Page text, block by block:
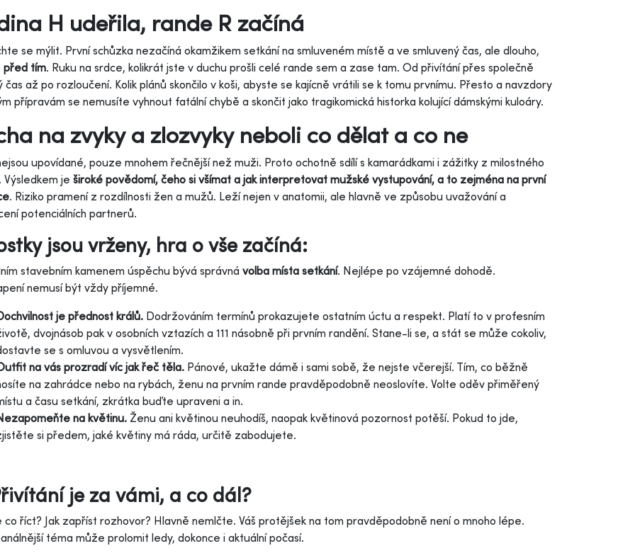
H udeřila, rande R začíná
se mýlit. První schůzka nezačíná okamžikem setkání na smluveném místě a ve smluvený čas, ale dlouho,
před tím. Ruku na srdce, kolikrát jste v duchu prošli celé rande sem a zase tam. Od přivítání přes společně
čas až po rozloučení. Kolik plánů skončilo v koši, abyste se kajícně vrátili se k tomu prvnímu. Přesto a navzdory
přípravám se nemusíte vyhnout fatální chybě a skončit jako tragikomická historka kolující dámskými kuloáry.
na zvyky a zlozvyky neboli co dělat a co ne
upovídané, pouze mnohem řečnější než muži. Proto ochotně sdílí s kamarádkami i zážitky z milostného
je široké povědomí, čeho si všímat a jak interpretovat mužské vystupování, a to zejména na první
. Riziko pramení z rozdílnosti žen a mužů. Leží nejen v anatomii, ale hlavně ve způsobu uvažování a
potenciálních partnerů.
jsou vrženy, hra o vše začíná:
stavebním kamenem úspěchu bývá správná volba místa setkání. Nejlépe po vzájemné dohodě.
nemusí být vždy příjemné.
je přednost králů. Dodržováním termínů prokazujete ostatním úctu a respekt. Platí to v profesním
dvojnásob pak v osobních vztazích a 111 násobně při prvním randění. Stane-li se, a stát se může cokoliv,
se s omluvou a vysvětlením.
na vás prozradí víc jak řeč těla. Pánové, ukažte dámě i sami sobě, že nejste včerejší. Tím, co běžně
na zahrádce nebo na rybách, ženu na prvním rande pravděpodobně neoslovíte. Volte oděv přiměřený
a času setkání, zkrátka buďte upraveni a in.
na květinu. Ženu ani květinou neuhodíš, naopak květinová pozornost potěší. Pokud to jde,
si předem, jaké květiny má ráda, určitě zabodujete.
je za vámi, a co dál?
říct? Jak zapříst rozhovor? Hlavně nemlčte. Váš protějšek na tom pravděpodobně není o mnoho lépe.
téma může prolomit ledy, dokonce i aktuální počasí.